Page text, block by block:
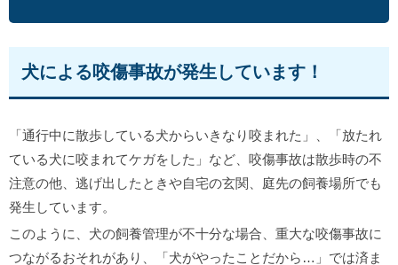
犬による咬傷事故が発生しています！
「通行中に散歩している犬からいきなり咬まれた」、「放たれ
ている犬に咬まれてケガをした」など、咬傷事故は散歩時の不
注意の他、逃げ出したときや自宅の玄関、庭先の飼養場所でも
発生しています。
このように、犬の飼養管理が不十分な場合、重大な咬傷事故に
つながるおそれがあり、「犬がやったことだから…」では済ま